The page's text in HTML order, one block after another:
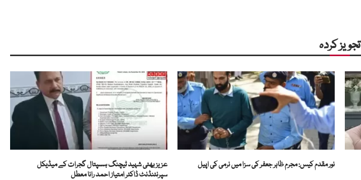
تجویز کردہ
نور مقدم کیس: مجرم ظاہر جعفر کی سزا میں نرمی کی اپیل
عزیز بھٹی شہید ٹیچنگ ہسپتال گجرات کے میڈیکل
سپرنٹنڈنٹ ڈاکٹر امتیاز احمد رانا معطل